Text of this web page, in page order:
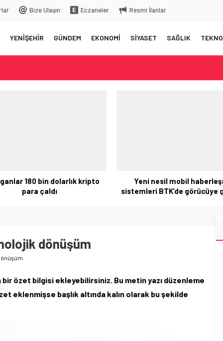
Bize Ulaşın Eczaneler Resmi İlanlar
YENİŞEHİR GÜNDEM EKONOMİ SİYASET SAĞLIK
gelecek
nesil mobil haberleşme
BTK’de görücüye çıkacak
Xiaomi bu kez 5 kameralı
yapıyor!
dönüşüm
özet bilgisi ekleyebilirsiniz. Bu metin yazı düzenleme
eklenmişse başlık altında kalın olarak bu şekilde